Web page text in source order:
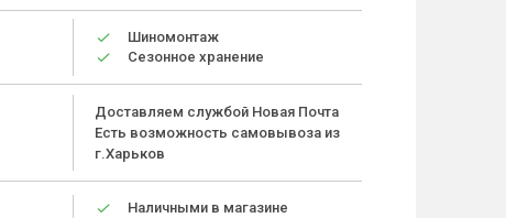
Шиномонтаж
Сезонное хранение
Доставляем службой Новая Почта
Есть возможность самовывоза из
г.Харьков
Наличными в магазине